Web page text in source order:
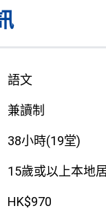
語文
兼讀制
38小時(19堂)
15歲或以上本地
HK$970